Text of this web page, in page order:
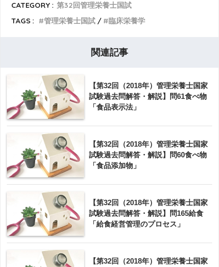
CATEGORY : 第32回管理栄養士国試
TAGS :
管理栄養士国試 臨床栄養学
関連記事
【第32回（2018年）管理栄養士国家
試験過去問解答・解説】問61食べ物
「食品表示法」
【第32回（2018年）管理栄養士国家
試験過去問解答・解説】問60食べ物
「食品添加物」
【第32回（2018年）管理栄養士国家
試験過去問解答・解説】問165給食
「給食経営管理のプロセス」
【第32回（2018年）管理栄養士国家